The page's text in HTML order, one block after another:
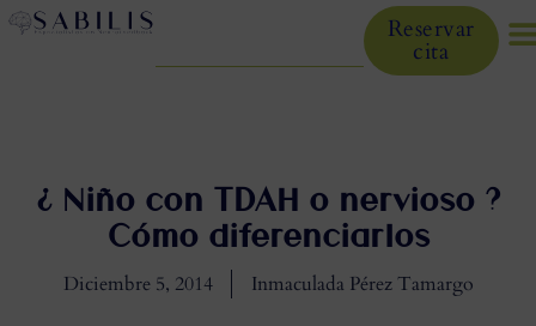
Reservar
cita
¿ Niño con TDAH o nervioso ?
Cómo diferenciarlos
Diciembre 5, 2014 Inmaculada Pérez Tamargo